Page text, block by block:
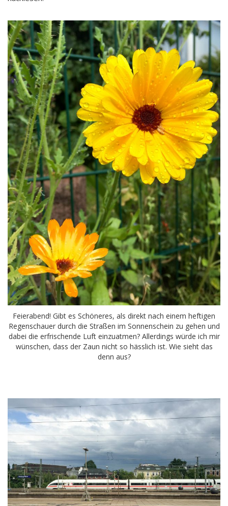
Feierabend! Gibt es Schöneres, als direkt nach einem heftigen
Regenschauer durch die Straßen im Sonnenschein zu gehen und
dabei die erfrischende Luft einzuatmen? Allerdings würde ich mir
wünschen, dass der Zaun nicht so hässlich ist. Wie sieht das
denn aus?